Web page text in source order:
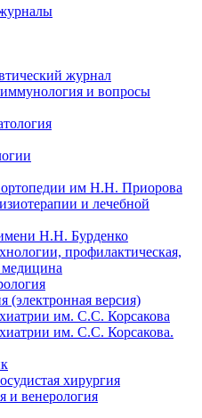
журнал
и вопросы
ортопедии им Н.Н. Приорова
и лечебной
Н.Н. Бурденко
профилактическая,
(электронная версия)
им. С.С. Корсакова
им. С.С. Корсакова.
хирургия
и венерология